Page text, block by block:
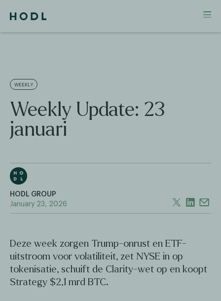
WEEKLY
Weekly Update: 23
januari
HODL GROUP
January 23, 2026
Deze week zorgen Trump-onrust en ETF-
uitstroom voor volatiliteit, zet NYSE in op
tokenisatie, schuift de Clarity-wet op en koopt
Strategy $2,1 mrd BTC.